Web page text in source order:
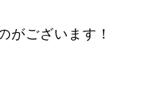
がございます！